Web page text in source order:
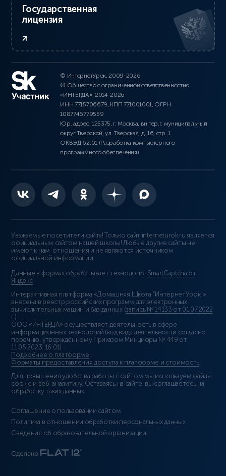
Государственная
лицензия
© ИнтернетУрок, 2009-2026
© Общество с ограниченной ответственностью
«ИНТЕРДА», 2014-2026
ИНН 7715706679, КПП 771001001, ОГРН
1087746779559
Юр. адрес: 125375, г. Москва, вн.тер.г. муниципальный
округ Тверской, ул. Тверская, д. 16, стр. 1
ОКВЭД 62.01 (Разработка компьютерного
программного обеспечения)
Уважаемые посетители сайта! Только сайт interneturok.ru является
официальным сайтом нашей школы! Любые другие сайты не
имеют к нам отношения и не являются источником
официальной информации.
Данные в формах обрабатывает технология SmartCaptcha от
Яндекс
Интерактивная платформа «Домашняя Школа “ИнтернетУрок”»
внесена в реестр российских программ для электронных
вычислительных машин и баз данных (запись № 14133 от 01.07.2022
г.).
ООО «ИНТЕРДА» осуществляет деятельность в сфере
информационных технологий (код вида деятельности согласно
перечню, утверждённому Приказом Минцифры № 449 от
11.05.2023: 16.01)
Подробнее о платформе.
Форматы предоставления доступа к платформе и стоимость.
Для повышения удобства работы с сайтом мы используем файлы
cookie и веб-аналитику. Оставаясь на сайте, вы соглашаетесь на
обработку таких данных.
Соглашение о пользовании сайтом
Политика в отношении обработки персональных данных
Сведения об образовательной организации